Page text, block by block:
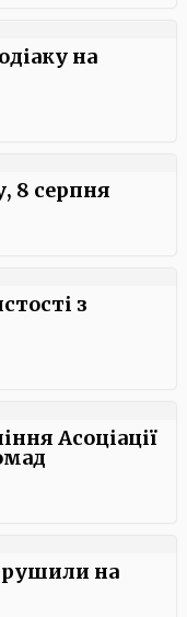
на
8 серпня
з
Асоціації
на